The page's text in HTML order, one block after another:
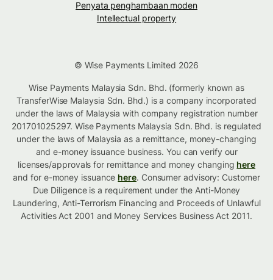
Penyata penghambaan moden
Intellectual property
© Wise Payments Limited 2026
Wise Payments Malaysia Sdn. Bhd. (formerly known as
TransferWise Malaysia Sdn. Bhd.) is a company incorporated
under the laws of Malaysia with company registration number
201701025297. Wise Payments Malaysia Sdn. Bhd. is regulated
under the laws of Malaysia as a remittance, money-changing
and e-money issuance business. You can verify our
licenses/approvals for remittance and money changing here
and for e-money issuance here. Consumer advisory: Customer
Due Diligence is a requirement under the Anti-Money
Laundering, Anti-Terrorism Financing and Proceeds of Unlawful
Activities Act 2001 and Money Services Business Act 2011.